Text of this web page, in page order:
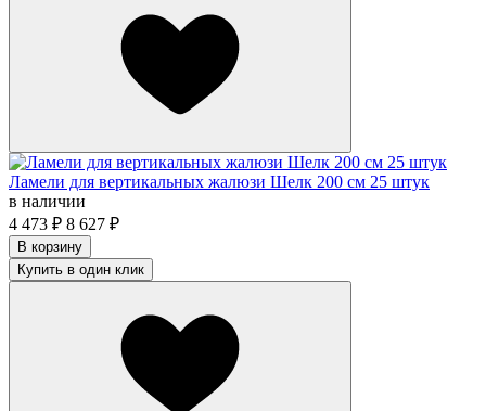
Ламели для вертикальных жалюзи Шелк 200 см 25 штук
в наличии
4 473 ₽ 8 627 ₽
В корзину
Купить в один клик